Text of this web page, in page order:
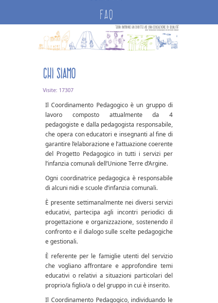
FAQ
Chi siamo
Visite: 17307
Il Coordinamento Pedagogico è un gruppo di
lavoro composto attualmente da 4
pedagogiste e dalla pedagogista responsabile,
che opera con educatori e insegnanti al fine di
garantire l’elaborazione e l’attuazione coerente
del Progetto Pedagogico in tutti i servizi per
l’infanzia comunali dell’Unione Terre d’Argine.
Ogni coordinatrice pedagogica è responsabile
di alcuni nidi e scuole d’infanzia comunali.
È presente settimanalmente nei diversi servizi
educativi, partecipa agli incontri periodici di
progettazione e organizzazione, sostenendo il
confronto e il dialogo sulle scelte pedagogiche
e gestionali.
È referente per le famiglie utenti del servizio
che vogliano affrontare e approfondire temi
educativi o relativi a situazioni particolari del
proprio/a figlio/a o del gruppo in cui è inserito.
Il Coordinamento Pedagogico, individuando le